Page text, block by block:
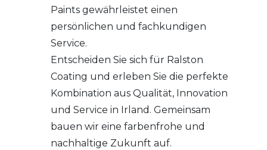
Paints gewährleistet einen
persönlichen und fachkundigen
Service.
Entscheiden Sie sich für Ralston
Coating und erleben Sie die perfekte
Kombination aus Qualität, Innovation
und Service in Irland. Gemeinsam
bauen wir eine farbenfrohe und
nachhaltige Zukunft auf.